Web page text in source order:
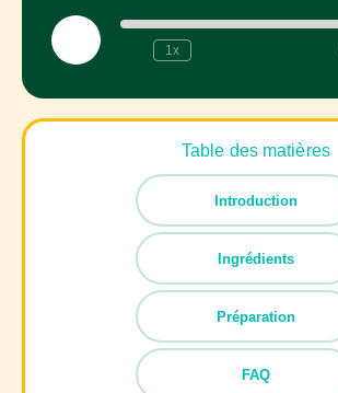
Play
Episode
1x
Table des matières
Introduction
Ingrédients
Préparation
FAQ